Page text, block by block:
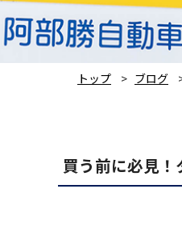
トップ ブログ
買う前に必見！